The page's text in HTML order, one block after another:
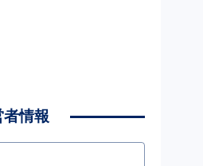
者情報